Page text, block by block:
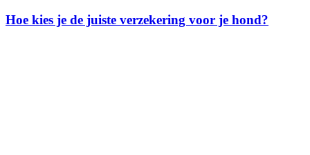
Hoe kies je de juiste verzekering voor je hond?